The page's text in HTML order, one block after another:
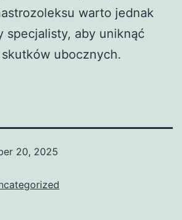
warto jednak
specjalisty, aby uniknąć
ubocznych.
20, 2025